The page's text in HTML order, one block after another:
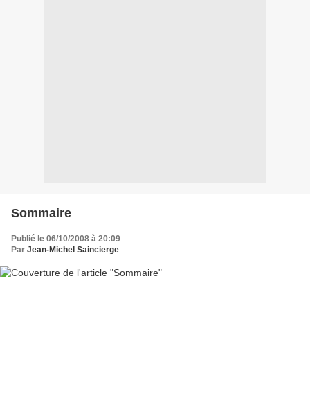
Sommaire
Publié le 06/10/2008 à 20:09
Par Jean-Michel Saincierge